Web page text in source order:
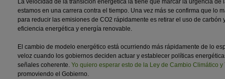
La velocidad de la transición energética la tiene que marcar la urgencia de
estamos en una carrera contra el tiempo. Una vez más se confirma que lo
para reducir las emisiones de CO2 rápidamente es retirar el uso de carbón
eficiencia energética y energía renovable.
El cambio de modelo energético está ocurriendo más rápidamente de lo
veloz cuando los gobiernos deciden actuar y establecer políticas
señales coherente. Yo quiero esperar esto de la Ley de Cambio Climático
promoviendo el Gobierno.